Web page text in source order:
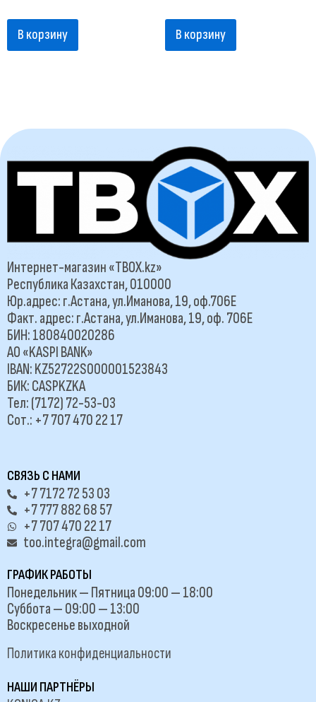
В корзину В корзину
Интернет-магазин «TBOX.kz»
Республика Казахстан, 010000
Юр.адрес: г.Астана, ул.Иманова, 19, оф.706Е
Факт. адрес: г.Астана, ул.Иманова, 19, оф. 706Е
БИН: 180840020286
АО «KASPI BANK»
IBAN: KZ52722S000001523843
БИК: CASPKZKA
Тел: (7172) 72-53-03
Сот.: +7 707 470 22 17
СВЯЗЬ С НАМИ
+7 7172 72 53 03
+7 777 882 68 57
+7 707 470 22 17
too.integra@gmail.com
ГРАФИК РАБОТЫ
Понедельник — Пятница 09:00 — 18:00
Суббота — 09:00 — 13:00
Воскресенье выходной
Политика конфиденциальности
НАШИ ПАРТНЁРЫ